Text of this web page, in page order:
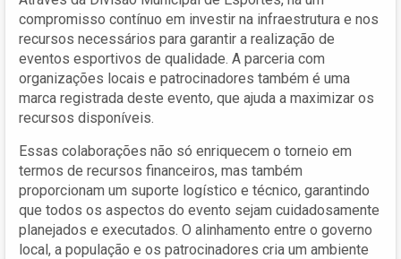
compromisso contínuo em investir na infraestrutura e nos
recursos necessários para garantir a realização de
eventos esportivos de qualidade. A parceria com
organizações locais e patrocinadores também é uma
marca registrada deste evento, que ajuda a maximizar os
recursos disponíveis.
Essas colaborações não só enriquecem o torneio em
termos de recursos financeiros, mas também
proporcionam um suporte logístico e técnico, garantindo
que todos os aspectos do evento sejam cuidadosamente
planejados e executados. O alinhamento entre o governo
local, a população e os patrocinadores cria um ambiente